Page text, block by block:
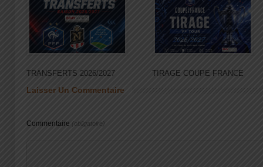
TRANSFERTS 2026/2027 TIRAGE COUPE FRANCE
Laisser Un Commentaire
Commentaire (obligatoire)